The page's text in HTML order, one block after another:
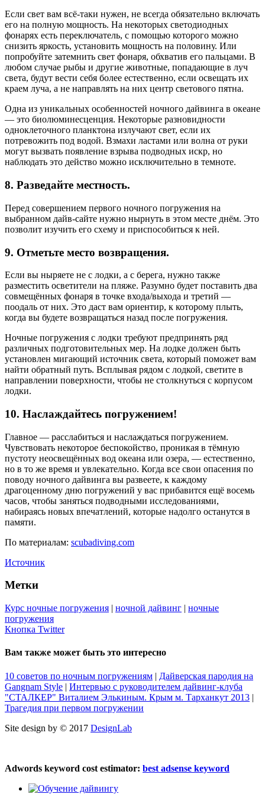
Если свет вам всё-таки нужен, не всегда обязательно включать
его на полную мощность. На некоторых светодиодных
фонарях есть переключатель, с помощью которого можно
снизить яркость, установить мощность на половину. Или
попробуйте затемнить свет фонаря, обхватив его пальцами. В
любом случае рыбы и другие животные, попадающие в луч
света, будут вести себя более естественно, если освещать их
краем луча, а не направлять на них центр светового пятна.
Одна из уникальных особенностей ночного дайвинга в океане
— это биолюминесценция. Некоторые разновидности
одноклеточного планктона излучают свет, если их
потревожить под водой. Взмахи ластами или волна от руки
могут вызвать появление взрыва подводных искр, но
наблюдать это действо можно исключительно в темноте.
8. Разведайте местность.
Перед совершением первого ночного погружения на
выбранном дайв-сайте нужно нырнуть в этом месте днём. Это
позволит изучить его схему и приспособиться к ней.
9. Отметьте место возвращения.
Если вы ныряете не с лодки, а с берега, нужно также
разместить осветители на пляже. Разумно будет поставить два
совмещённых фонаря в точке входа/выхода и третий —
поодаль от них. Это даст вам ориентир, к которому плыть,
когда вы будете возвращаться назад после погружения.
Ночные погружения с лодки требуют предпринять ряд
различных подготовительных мер. На лодке должен быть
установлен мигающий источник света, который поможет вам
найти обратный путь. Всплывая рядом с лодкой, светите в
направлении поверхности, чтобы не столкнуться с корпусом
лодки.
10. Наслаждайтесь погружением!
Главное — расслабиться и наслаждаться погружением.
Чувствовать некоторое беспокойство, проникая в тёмную
пустоту неосвещённых вод океана или озера, — естественно,
но в то же время и увлекательно. Когда все свои опасения по
поводу ночного дайвинга вы развеете, к каждому
драгоценному дню погружений у вас прибавится ещё восемь
часов, чтобы заняться подводными исследованиями,
набираясь новых впечатлений, которые надолго останутся в
памяти.
По материалам: scubadiving.com
Источник
Метки
Курс ночные погружения | ночной дайвинг | ночные
погружения
Кнопка Twitter
Вам также может быть это интересно
10 советов по ночным погружениям | Дайверская пародия на
Gangnam Style | Интервью с руководителем дайвинг-клуба
"СТАЛКЕР" Виталием Элькиным. Крым м. Тарханкут 2013 |
Трагедия при первом погружении
Site design by © 2017 DesignLab
Adwords keyword cost estimator: best adsense keyword